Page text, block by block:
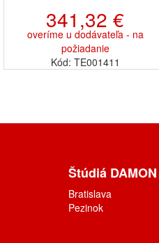
341,32 €
overíme u dodávateľa - na
požiadanie
Kód: TE001411
Štúdiá DAMON
Bratislava
Pezinok